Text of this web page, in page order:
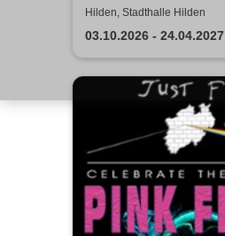
Hilden, Stadthalle Hilden
03.10.2026 - 24.04.2027